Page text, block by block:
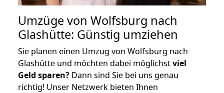
Umzüge von Wolfsburg nach
Glashütte: Günstig umziehen
Sie planen einen Umzug von Wolfsburg nach
Glashütte und möchten dabei möglichstviel
Geld sparen? Dann sind Sie bei uns genau
richtig! Unser Netzwerk bieten Ihnen